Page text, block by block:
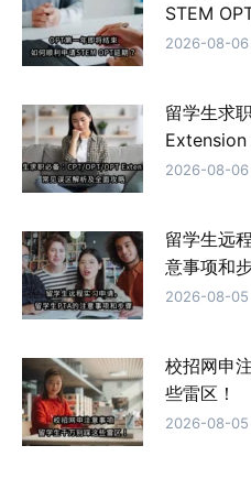
STEM
2026-08-06
留学生求
Extension
2026-08-06
留学生远
意事项和
2026-08-05
校招网申
些雷区！
2026-08-05